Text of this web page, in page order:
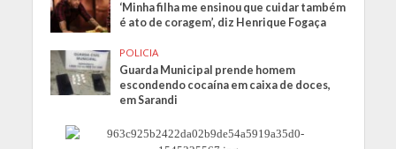
‘Minha filha me ensinou que cuidar também
é ato de coragem’, diz Henrique Fogaça
POLICIA
Guarda Municipal prende homem
escondendo cocaína em caixa de doces,
em Sarandi